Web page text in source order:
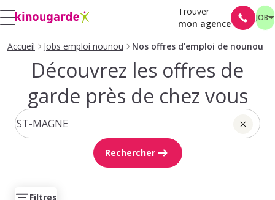
Trouver
mon agence
JOB
Accueil Jobs emploi nounou Nos offres d'emploi de nounou
Découvrez les offres de
garde près de chez vous
Rechercher
Filtres